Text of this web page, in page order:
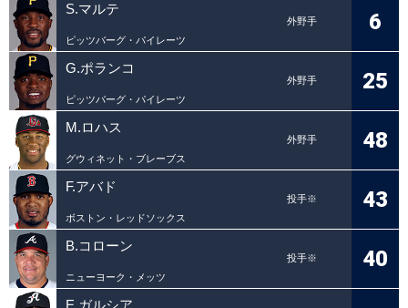
S.マルテ
外野手
ピッツバーグ・パイレーツ
6
G.ポランコ
外野手
ピッツバーグ・パイレーツ
25
M.ロハス
外野手
グウィネット・ブレーブス
48
F.アバド
投手※
ボストン・レッドソックス
43
B.コローン
投手※
ニューヨーク・メッツ
40
E.ガルシア